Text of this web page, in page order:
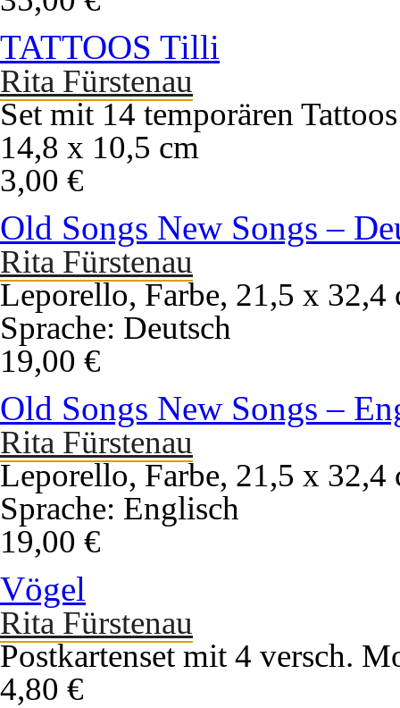
TATTOOS Tilli
Rita Fürstenau
Set mit 14 temporären Tattoos
14,8 x 10,5 cm
3,00 €
Old Songs New Songs –
Rita Fürstenau
Leporello, Farbe, 21,5 x 32,4
Sprache: Deutsch
19,00 €
Old Songs New Songs –
Rita Fürstenau
Leporello, Farbe, 21,5 x 32,4
Sprache: Englisch
19,00 €
Vögel
Rita Fürstenau
Postkartenset mit 4 versch.
4,80 €